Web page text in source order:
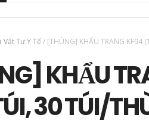
Vật Tư Y Tế / [THÙNG] KHẨU TRANG KF94
KHẨU
30 TÚI/